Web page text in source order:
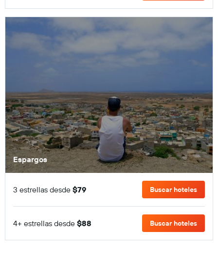
Espargos
3 estrellas desde $79 Buscar hoteles
4+ estrellas desde $88 Buscar hoteles